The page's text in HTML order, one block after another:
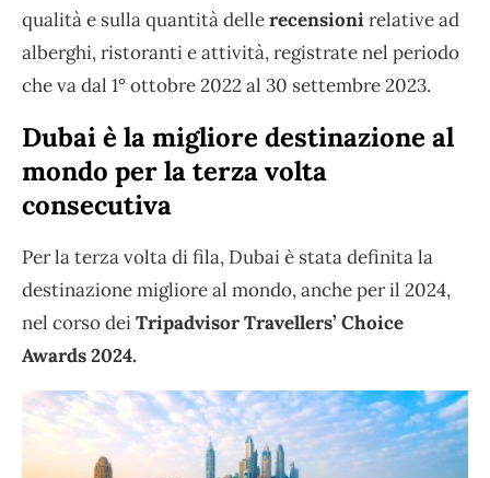
qualità e sulla quantità dellerecensionirelative ad
alberghi, ristoranti e attività, registrate nel periodo
che va dal 1° ottobre 2022 al 30 settembre 2023.
Dubai è la migliore destinazione al
mondo per la terza volta
consecutiva
Per la terza volta di fila, Dubai è stata definita la
destinazione migliore al mondo, anche per il 2024,
nel corso deiTripadvisor Travellers’ Choice
Awards 2024.